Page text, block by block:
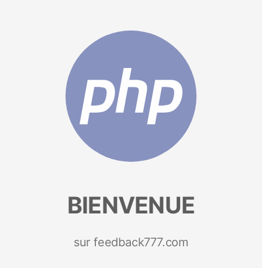
BIENVENUE
sur feedback777.com